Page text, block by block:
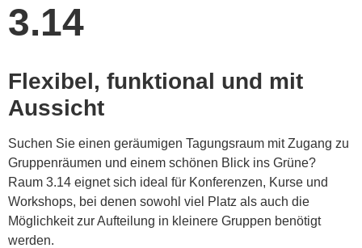
3.14
Flexibel, funktional und mit
Aussicht
Suchen Sie einen geräumigen Tagungsraum mit Zugang zu
Gruppenräumen und einem schönen Blick ins Grüne?
Raum 3.14 eignet sich ideal für Konferenzen, Kurse und
Workshops, bei denen sowohl viel Platz als auch die
Möglichkeit zur Aufteilung in kleinere Gruppen benötigt
werden.